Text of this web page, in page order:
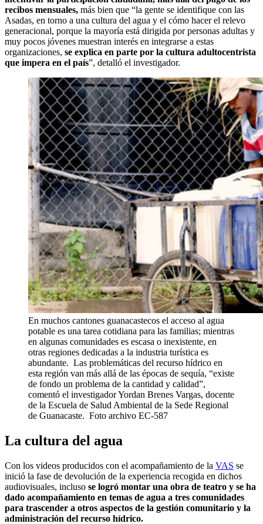
recibos mensuales, más bien que “la gente se identifique con las
Asadas, en torno a una cultura del agua y el cómo hacer el relevo
generacional, porque la mayoría está dirigida por personas adultas y
muy pocos jóvenes muestran interés en integrarse a estas
organizaciones, se explica en parte por la cultura adultocentrista
que impera en el país”, detalló el investigador.
En muchos cantones guanacastecos el acceso al agua
potable es una tarea cotidiana para las familias; mientras
en algunas comunidades es escasa o inexistente, en
otras regiones dedicadas a la industria turística es
abundante. Las problemáticas del recurso hídrico en
esta región van más allá de las épocas de sequía, “existe
de fondo un problema de la cantidad y calidad”,
comentó el investigador Yordan Brenes Vargas, docente
de la Escuela de Salud Ambiental de la Sede Regional
de Guanacaste. Foto archivo EC-587
La cultura del agua
Con los videos producidos con el acompañamiento de la VAS se
inició la fase de devolución de la experiencia recogida en dichos
audiovisuales, incluso se logró montar una obra de teatro y se ha
dado acompañamiento en temas de agua a tres comunidades
para trascender a otros aspectos de la gestión comunitario y la
administración del recurso hídrico.